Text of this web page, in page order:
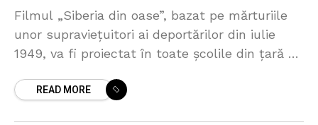
Filmul „Siberia din oase”, bazat pe mărturiile
unor supraviețuitori ai deportărilor din iulie
1949, va fi proiectat în toate școlile din țară pe
READ MORE